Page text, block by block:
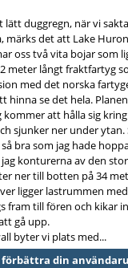
lätt duggregn, när vi
det att Lake
oss två vita bojar som
meter långt fraktfartyg
med det norska
hinna se det hela.
kommer att hålla sig
sjunker ner under
bra som jag hade
konturerna av den
ner till botten på 34
ligger lastrummen
fram till fören och kikar
gå upp.
byter vi plats med...
din